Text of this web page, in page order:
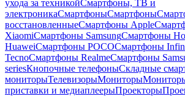
ухода за техникойСмартфоны, ТВ и
электроникаСмартфоныСмартфоны
восстановленныеСмартфоны Apple
XiaomiСмартфоны SamsungСмартфоны
HuaweiСмартфоны POCOСмартфоны
TecnoСмартфоны RealmeСмартфоны
seriesКнопочные телефоныСкладные
мониторыТелевизорыМониторы
приставки и медиаплеерыПроекторы